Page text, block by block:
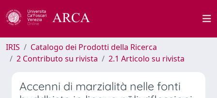
IRIS
Catalogo dei Prodotti della Ricerca
2 Contributo su rivista
2.1 Articolo su rivista
Accenni di marzialità nelle fonti